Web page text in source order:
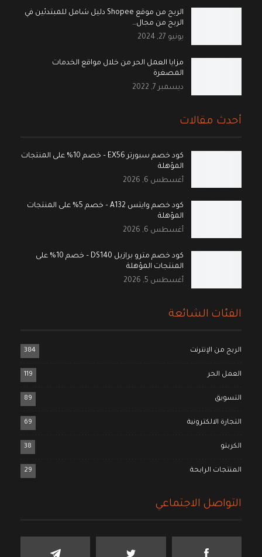
الربح من موقع Shopee دليل شامل للمبتدئين في
الربح من مجال…
يونيو 27, 2024
مزايا العمل الحر من خلال مواقع الخدمات
المصغرة
ديسمبر 7, 2022
أحدث مقالات
كود خصم سبورتر EX56 – خصم 10% على المنتجات
المؤهلة
أغسطس 6, 2026
كود خصم وايتس A132 – خصم 5% على المنتجات
المؤهلة
أغسطس 6, 2026
كود خصم مترو برازيل DS140 – خصم 10% على
المنتجات المؤهلة
أغسطس 5, 2026
الفئات الشائعة
الربح من الإنترنت 384
العمل الحر 119
التسويق 89
التجارة الالكترونية 69
الكربتو 38
المنتجات الرابحة 29
التواصل الاجتماعي